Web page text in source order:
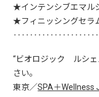
★インテンシブエマル
★フィニッシングセラ
“ビオロジック ルシェ
さい。
東京／SPA＋Wellness